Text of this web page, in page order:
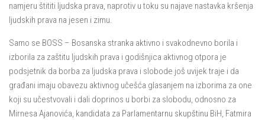
namjeru štititi ljudska prava, naprotiv u toku su najave nastavka kršenja
ljudskih prava na jesen i zimu.
Samo se BOSS – Bosanska stranka aktivno i svakodnevno borila i
izborila za zaštitu ljudskih prava i godišnjica aktivnog otpora je
podsjetnik da borba za ljudska prava i slobode još uvijek traje i da
građani imaju obavezu aktivnog učešća glasanjem na izborima za one
koji su učestvovali i dali doprinos u borbi za slobodu, odnosno za
Mirnesa Ajanovića, kandidata za Parlamentarnu skupštinu BiH, Fatmira